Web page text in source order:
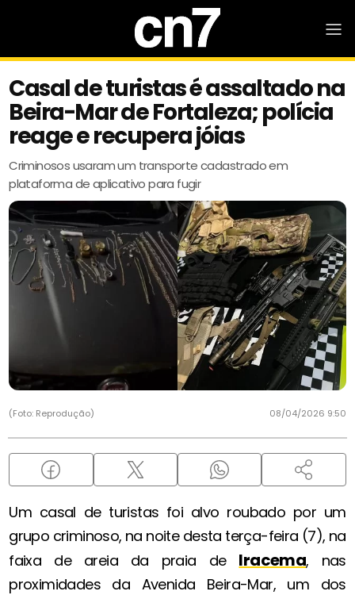
Casal de turistas é assaltado na
Beira-Mar de Fortaleza; polícia
reage e recupera jóias
Criminosos usaram um transporte cadastrado em
plataforma de aplicativo para fugir
(Foto: Reprodução) 08/04/2026 9:50
Um casal de turistas foi alvo roubado por um
grupo criminoso, na noite desta terça-feira (7), na
faixa de areia da praia de Iracema, nas
proximidades da Avenida Beira-Mar, um dos